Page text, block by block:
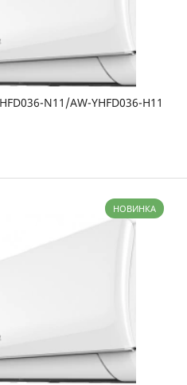
N11/AW-YHFD036-H11
НОВИНКА